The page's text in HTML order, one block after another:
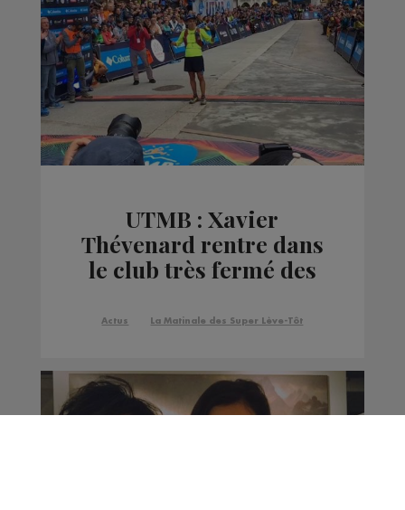
UTMB : Xavier
Thévenard rentre dans
le club très fermé des
Actus La Matinale des Super Lève-Tôt